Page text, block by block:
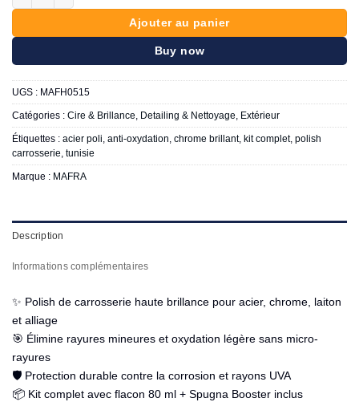
Ajouter au panier
Buy now
UGS : MAFH0515
Catégories : Cire & Brillance Detailing & Nettoyage Extérieur
Étiquettes : acier poli anti-oxydation chrome brillant, kit complet, polish
carrosserie tunisie
Marque : MAFRA
Description
Informations complémentaires
✨ Polish de carrosserie haute brillance pour acier, chrome, laiton
et alliage
🎯 Élimine rayures mineures et oxydation légère sans micro-
rayures
🛡️ Protection durable contre la corrosion et rayons UVA
📦 Kit complet avec flacon 80 ml + Spugna Booster inclus